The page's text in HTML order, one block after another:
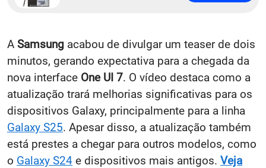
A Samsung acabou de divulgar um teaser de dois
minutos, gerando expectativa para a chegada da
nova interface One UI 7. O vídeo destaca como a
atualização trará melhorias significativas para os
dispositivos Galaxy, principalmente para a linha
Galaxy S25. Apesar disso, a atualização também
está prestes a chegar para outros modelos, como
o Galaxy S24 e dispositivos mais antigos. Veja